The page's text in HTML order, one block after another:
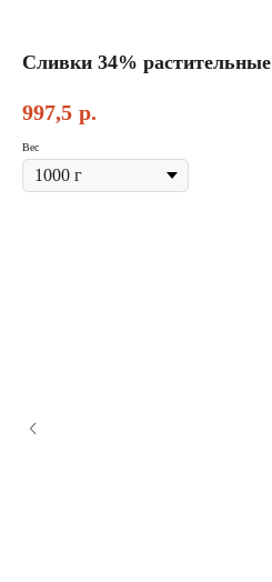
Сливки 34% растительные
997,5 р.
Вес